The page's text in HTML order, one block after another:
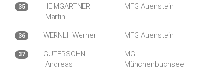
35
HEIMGARTNER
Martin
MFG Auenstein
36 WERNLI Werner MFG Auenstein
37
GUTERSOHN
Andreas
MG
Münchenbuchsee